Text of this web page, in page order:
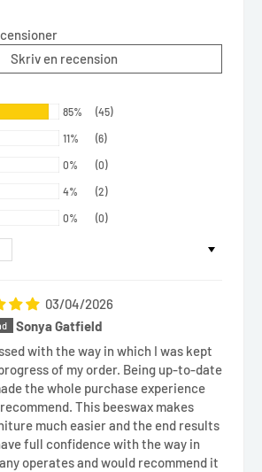
Skriv en recension
85% (45)
11% (6)
0% (0)
4% (2)
0% (0)
03/04/2026
Sonya Gatfield
with the way in which I was kept
of my order. Being up-to-date
the whole purchase experience
This beeswax makes
much easier and the end results
full confidence with the way in
operates and would recommend it